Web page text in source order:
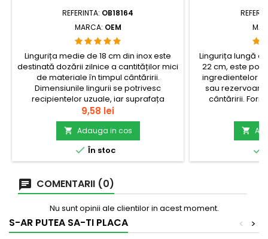
REFERINTA: OB18164
MARCA: OEM
Lingurița medie de 18 cm din inox este
destinată dozării zilnice a cantităților mici
de materiale în timpul cântăririi.
Dimensiunile lingurii se potrivesc
recipientelor uzuale, iar suprafața
netedă din oțel SUS304 permite clătirea
rapidă între probe.check_circleTip:
Linguriță cu un singur
capătcheck_circleMaterial: Oțel
inoxidabil...
Pret
9,58 lei
 Adauga in cos
 În stoc
Lingurița lungă
22 cm, este
ingredientelor
sau rezervoare
cântăririi.
amestecurilor
nevoie


COMENTARII (0)
Nu sunt opinii ale clientilor in acest moment.
S-AR PUTEA SA-TI PLACA >
<